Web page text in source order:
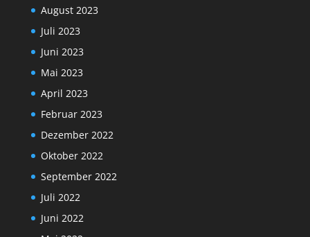
August 2023
Juli 2023
Juni 2023
Mai 2023
April 2023
Februar 2023
Dezember 2022
Oktober 2022
September 2022
Juli 2022
Juni 2022